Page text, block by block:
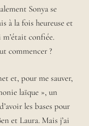
Sonya se
à la fois heureuse et
confiée.
commencer ?
et, pour me sauver,
laïque », un
les bases pour
et Laura. Mais j’ai